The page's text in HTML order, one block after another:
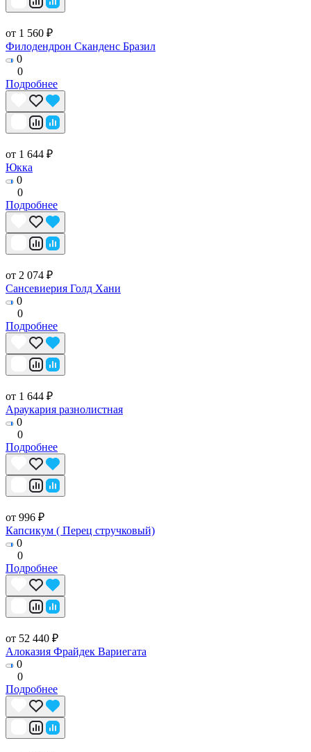
от 1 560 ₽
Филодендрон Сканденс Бразил
0
0
Подробнее
от 1 644 ₽
Юкка
0
0
Подробнее
от 2 074 ₽
Сансевиерия Голд Хани
0
0
Подробнее
от 1 644 ₽
Араукария разнолистная
0
0
Подробнее
от 996 ₽
Капсикум ( Перец стручковый)
0
0
Подробнее
от 52 440 ₽
Алоказия Фрайдек Вариегата
0
0
Подробнее